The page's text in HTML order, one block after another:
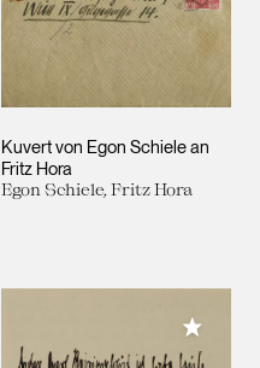
Kuvert von Egon Schiele an
Fritz Hora
Egon Schiele, Fritz Hora
Meiner